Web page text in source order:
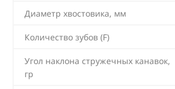
Диаметр хвостовика, мм
Количество зубов (F)
Угол наклона стружечных канавок,
гр